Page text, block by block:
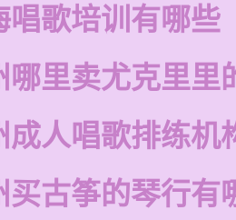
唱歌培训有哪些
哪里卖尤克里里
成人唱歌排练机
买古筝的琴行有